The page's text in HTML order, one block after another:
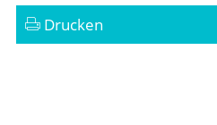
Drucken